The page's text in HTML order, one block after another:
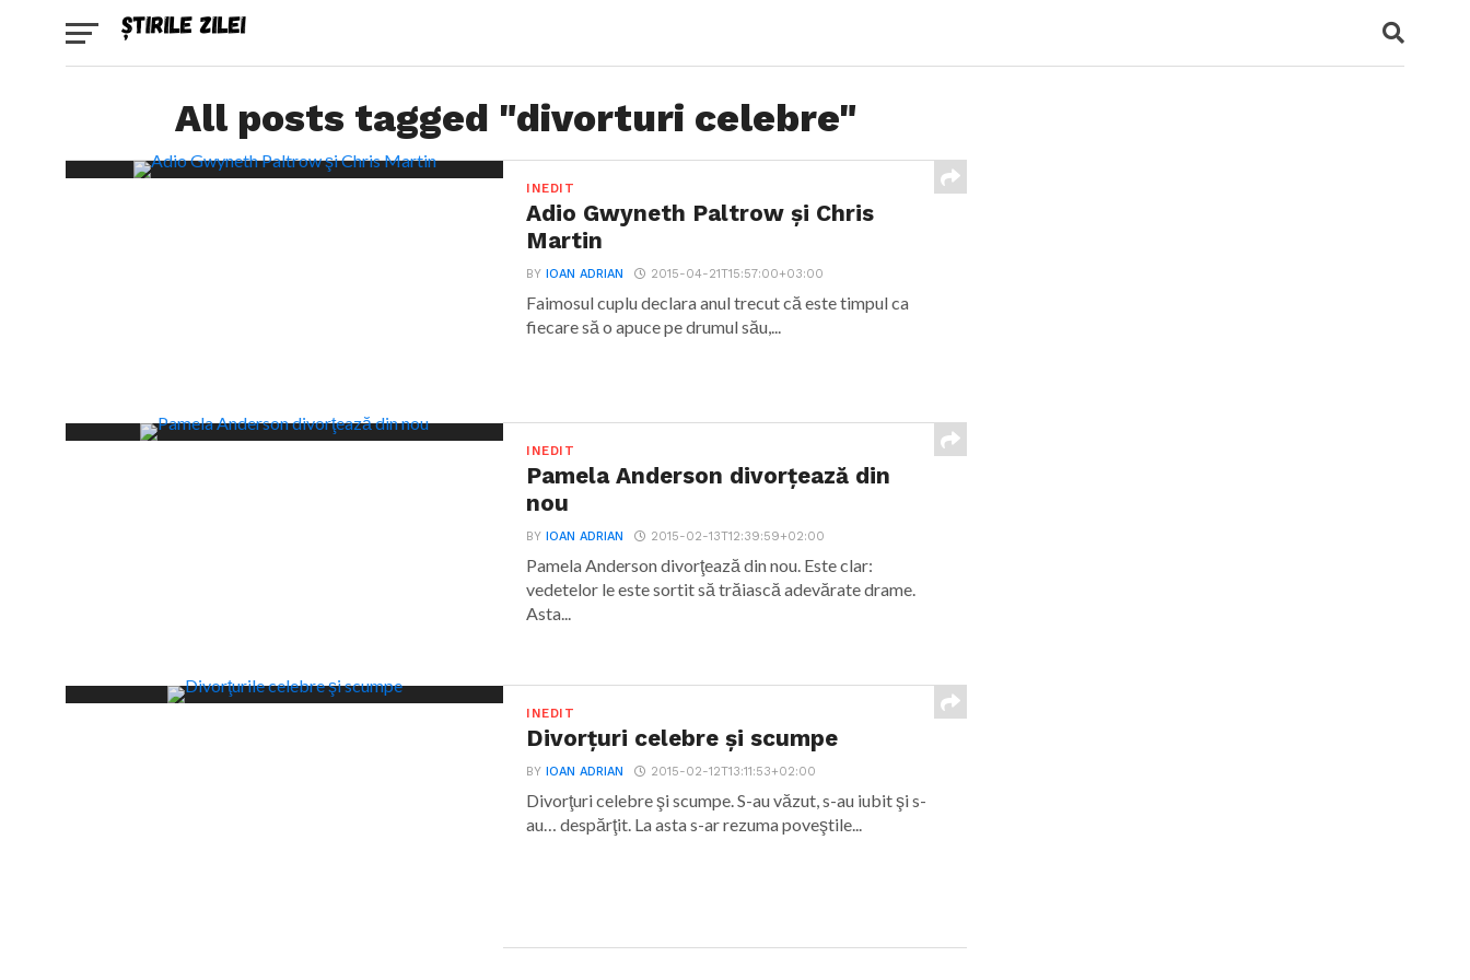
All posts tagged "divorturi celebre"
INEDIT
Adio Gwyneth Paltrow şi Chris
Martin
BYIOAN ADRIAN 2015-04-21T15:57:00+03:00
Faimosul cuplu declara anul trecut că este timpul ca
fiecare să o apuce pe drumul său,...
INEDIT
Pamela Anderson divorţează din
nou
BYIOAN ADRIAN 2015-02-13T12:39:59+02:00
Pamela Anderson divorţează din nou. Este clar:
vedetelor le este sortit să trăiască adevărate drame.
Asta...
INEDIT
Divorţuri celebre şi scumpe
BYIOAN ADRIAN 2015-02-12T13:11:53+02:00
Divorţuri celebre şi scumpe. S-au văzut, s-au iubit şi s-
au… despărţit. La asta s-ar rezuma poveştile...